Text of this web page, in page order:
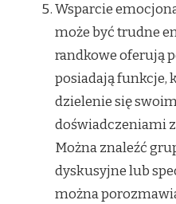
Wsparcie
może być trudne
randkowe oferują
posiadają funkcje,
dzielenie się
doświadczeniami
Można znaleźć
dyskusyjne lub
można